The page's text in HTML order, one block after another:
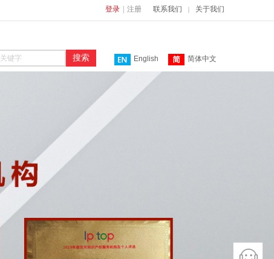
登录 注册 联系我们 关于我们
English 简体中文
搜索